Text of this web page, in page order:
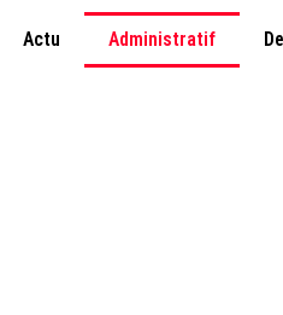
Actu Administratif